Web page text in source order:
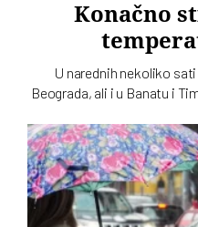
Konačno
U narednih nekoliko
Beograda, ali i u Banatu i
predelima mogu se